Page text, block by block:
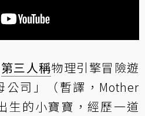
第三人稱物理引擎冒險遊
公司」（暫譯，Mother
生的小寶寶，經歷一道